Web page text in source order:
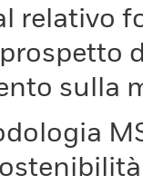
relativo
sulla